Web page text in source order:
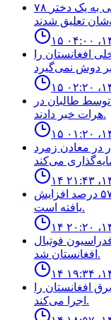
۷۸ پولیس در لاهور در پی اتهام تجاوز جنسی به یک دختر
افغانستان را
بر دوش نمی‌گیرد
طالبان در
هرات خبر دادند.
۲۰۰ هزار دلار در معادن زمرد
صادرات غلات قزاقستان به افغانستان ۵۷ درصد افزایش
یافته است.
فوتبال
افغانستان شد.
شبکهٔ برق افغانستان را
اجرا می‌کند.